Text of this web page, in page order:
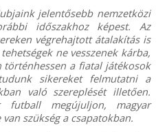
jelentősebb nemzetközi
időszakhoz képest. Az
végrehajtott átalakítás is
ne vesszenek kárba,
történhessen a fiatal játékosok
sikereket felmutatni a
való szereplését illetően.
megújuljon, magyar
szükség a csapatokban.